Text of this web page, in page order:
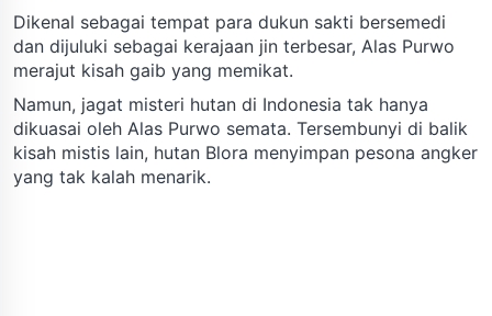
Dikenal sebagai tempat para dukun sakti bersemedi
dan dijuluki sebagai kerajaan jin terbesar, Alas Purwo
merajut kisah gaib yang memikat.
Namun, jagat misteri hutan di Indonesia tak hanya
dikuasai oleh Alas Purwo semata. Tersembunyi di balik
kisah mistis lain, hutan Blora menyimpan pesona angker
yang tak kalah menarik.